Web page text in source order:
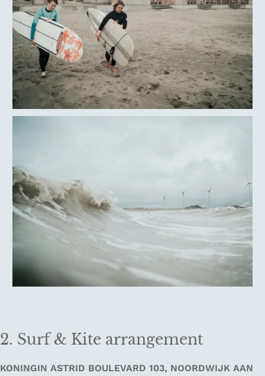
2. Surf & Kite arrangement
KONINGIN ASTRID BOULEVARD 103, NOORDWIJK AAN